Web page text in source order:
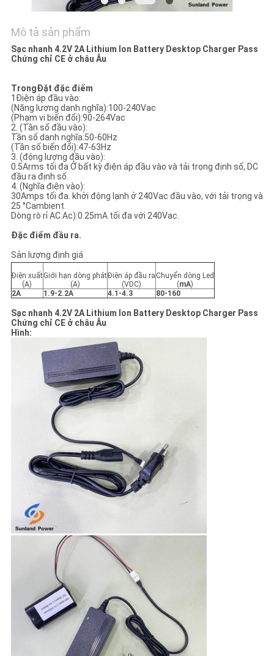
HỢP
YÊU
BÁO
GIÁ
SƠ
ĐỒ
TRANG
WEB
PRIVACY
POLICY
Mô tả sản phẩm
Sạc nhanh 4.2V 2A Lithium Ion Battery Desktop Charger Pass
Chứng chỉ CE ở châu Âu
TrongĐặt đặc điểm
1Điện áp đầu vào:
(Năng lượng danh nghĩa):100-240Vac
(Phạm vi biến đổi):90-264Vac
2. (Tần số đầu vào):
Tần số danh nghĩa:50-60Hz
(Tần số biến đổi):47-63Hz
3. (động lượng đầu vào):
0.5Arms tối đa Ở bất kỳ điện áp đầu vào và tải trọng định số, DC
đầu ra định số.
4. (Nghĩa điện vào):
30Amps tối đa. khởi động lạnh ở 240Vac đầu vào, với tải trọng và
25 °Cambient.
Dòng rò rỉ AC Ac):0.25mA tối đa với 240Vac.
Đặc điểm đầu ra.
Sản lượng định giá
Điện xuất
(A)
Giới hạn dòng phát
(A)
Điện áp đầu ra
(VDC)
Chuyển dòng Led
(mA)
2A
1 .9-2.2A 4.1 -4.3 80-160
Sạc nhanh 4.2V 2A Lithium Ion Battery Desktop Charger Pass
Chứng chỉ CE ở châu Âu
Hình: